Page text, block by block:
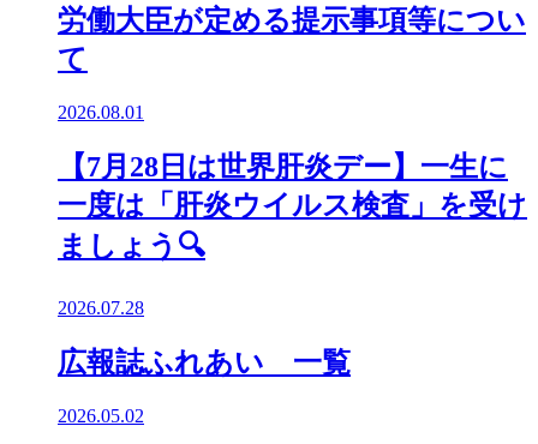
労働大臣が定める提示事項等につい
て
2026.08.01
【7月28日は世界肝炎デー】一生に
一度は「肝炎ウイルス検査」を受け
ましょう🔍️
2026.07.28
広報誌ふれあい 一覧
2026.05.02